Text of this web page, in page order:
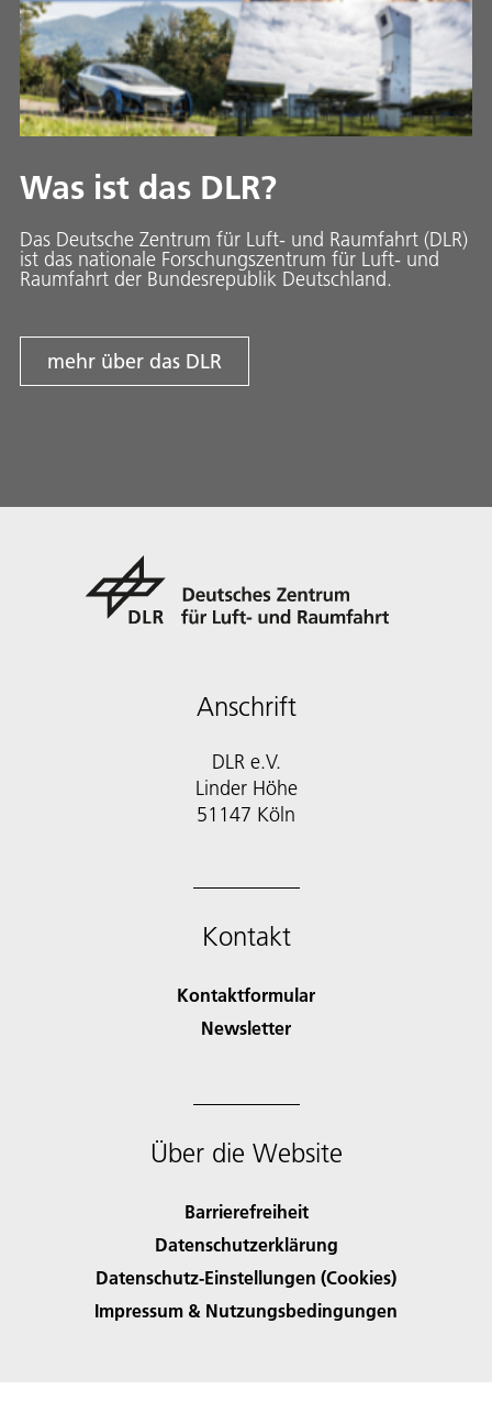
Was ist das DLR?
Das Deutsche Zentrum für Luft- und Raumfahrt (DLR)
ist das nationale Forschungszentrum für Luft- und
Raumfahrt der Bundesrepublik Deutschland.
mehr über das DLR
Anschrift
DLR e.V.
Linder Höhe
51147 Köln
Kontakt
Kontaktformular
Newsletter
Über die Website
Barrierefreiheit
Datenschutzerklärung
Datenschutz-Einstellungen (Cookies)
Impressum & Nutzungsbedingungen